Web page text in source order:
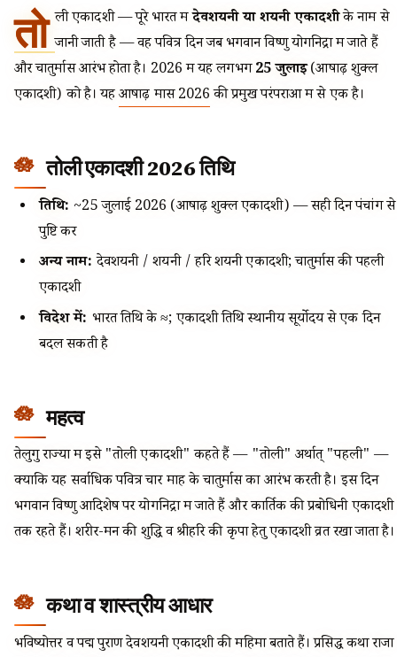
तो ली एकादशी — पूरे भारत मेंदेवशयनी या शयनी एकादशीके नाम से
जानी जाती है — वह पवित्र दिन जब भगवान विष्णु योगनिद्रा में जाते हैं
और चातुर्मास आरंभ होता है। 2026 में यह लगभग25 जुलाई(आषाढ़ शुक्ल
एकादशी) को है। यहआषाढ़ मास 2026की प्रमुख परंपराओं में से एक है।
तोली एकादशी 2026 तिथि
तिथि: ~25 जुलाई 2026 (आषाढ़ शुक्ल एकादशी) — सही दिन पंचांग से
पुष्टि करें
अन्य नाम:देवशयनी / शयनी / हरि शयनी एकादशी; चातुर्मास की पहली
एकादशी
विदेश में: भारत तिथि के ≈; एकादशी तिथि स्थानीय सूर्योदय से एक दिन
बदल सकती है
महत्व
तेलुगु राज्यों में इसे "तोली एकादशी" कहते हैं — "तोली" अर्थात् "पहली" —
क्योंकि यह सर्वाधिक पवित्र चार माह के चातुर्मास का आरंभ करती है। इस दिन
भगवान विष्णु आदिशेष पर योगनिद्रा में जाते हैं और कार्तिक की प्रबोधिनी एकादशी
तक रहते हैं। शरीर-मन की शुद्धि व श्रीहरि की कृपा हेतु एकादशी व्रत रखा जाता है।
कथा व शास्त्रीय आधार
भविष्योत्तर व पद्म पुराण देवशयनी एकादशी की महिमा बताते हैं। प्रसिद्ध कथा राजा